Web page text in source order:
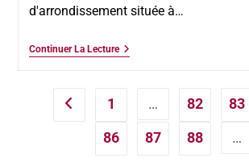
d'arrondissement située à…
Continuer La Lecture
1 … 82 83
86
87 88 …